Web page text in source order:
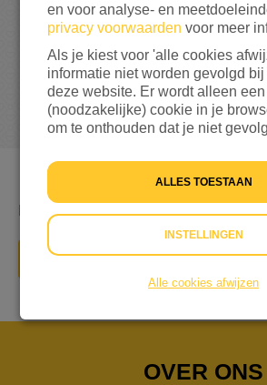
Ik vind de kinderen daar zielig
DONEER NU
OVER ONS
en voor analyse- en
privacy voorwaarden voor meer
Als je kiest voor 'alle cookies
informatie niet worden gevolgd
deze website. Er wordt alleen een
(noodzakelijke) cookie in je
om te onthouden dat je niet
ALLES TOESTAAN
INSTELLINGEN
Alle cookies afwijzen